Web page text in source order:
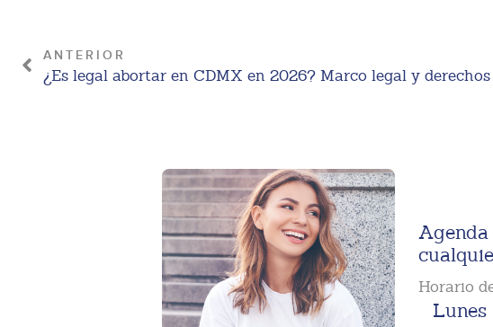
ANTERIOR
¿Es legal abortar en CDMX en 2026? Marco legal y
Horario